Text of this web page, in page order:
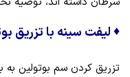
♦لیفت سینه با تزریق
تزریق کردن سم بوتولین